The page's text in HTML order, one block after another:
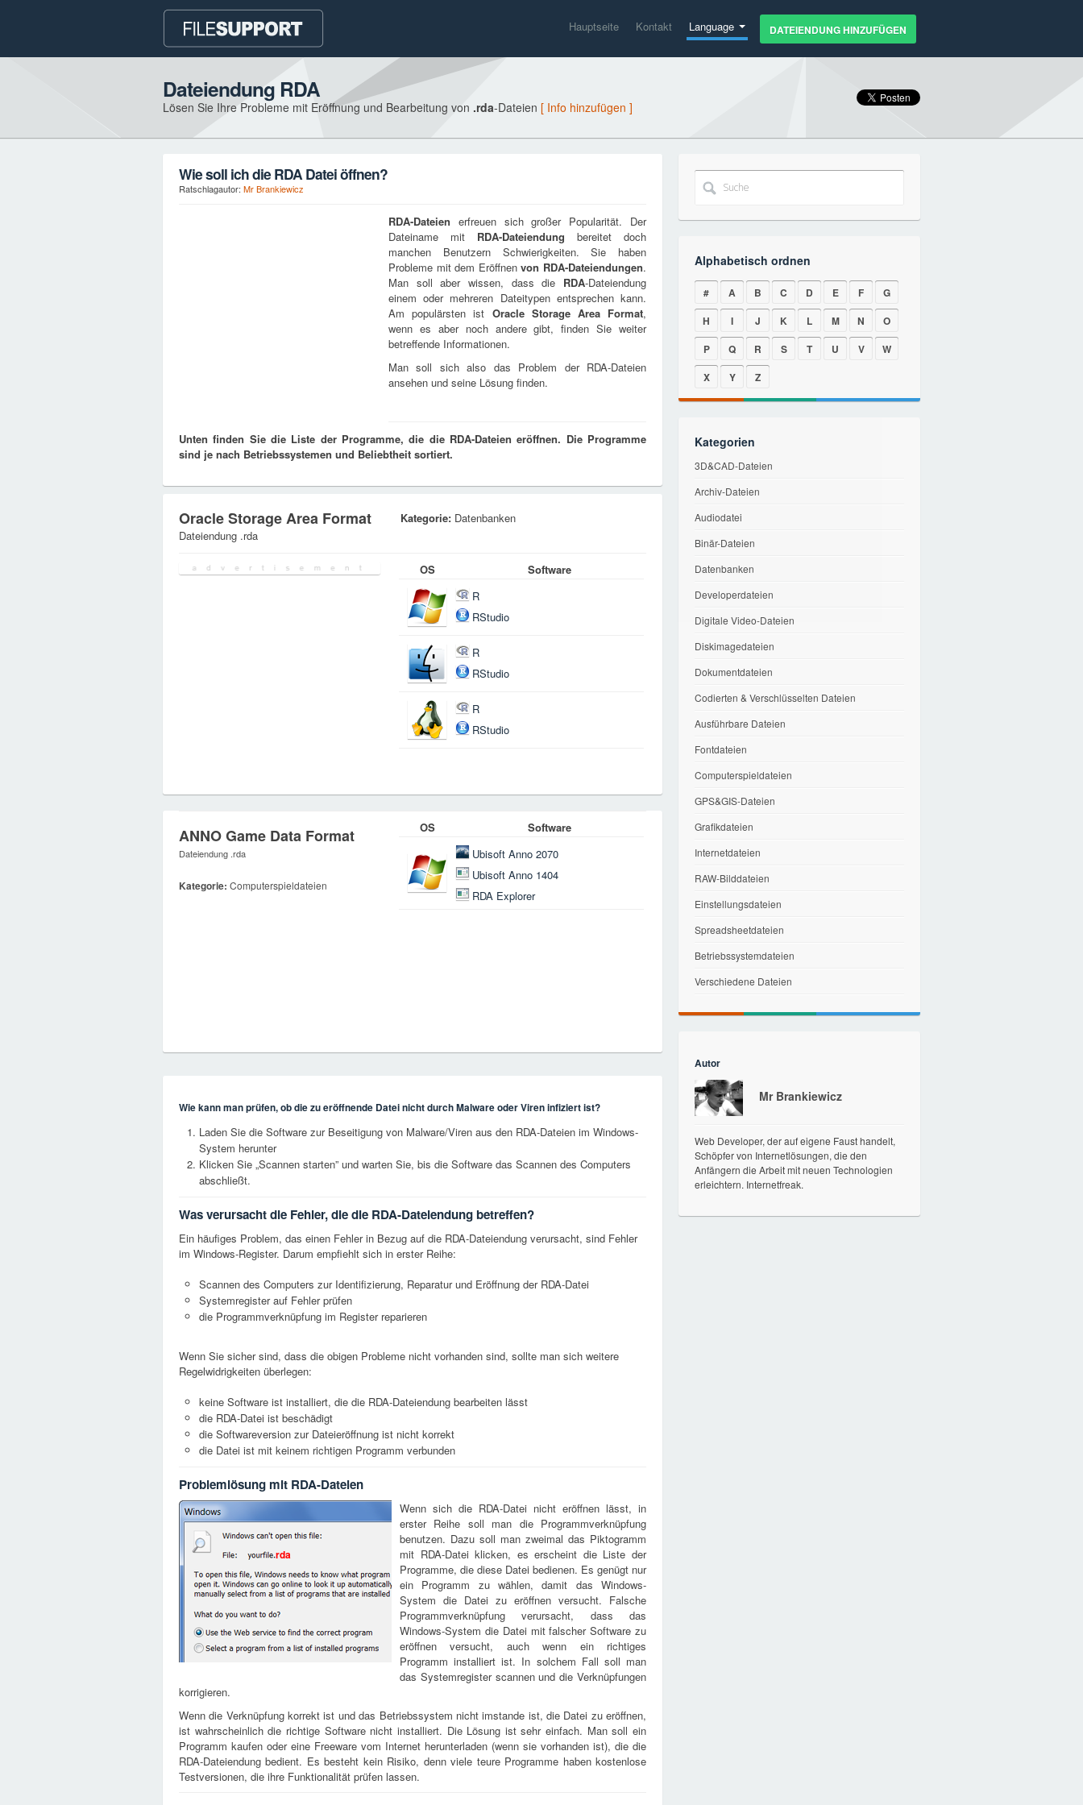
Hauptseite Kontakt Language DATEIENDUNG HINZUFÜGEN
Dateiendung RDA
Lösen Sie Ihre Probleme mit Eröffnung und Bearbeitung von .rda-Dateien [ Info hinzufügen ]
Wie soll ich die RDA Datei öffnen?
Ratschlagautor: Mr Brankiewicz
RDA-Dateien erfreuen sich großer Popularität. Der
Dateiname mit RDA-Dateiendung bereitet doch
manchen Benutzern Schwierigkeiten. Sie haben
Probleme mit dem Eröffnenvon RDA-Dateiendungen.
Man soll aber wissen, dass die RDA-Dateiendung
einem oder mehreren Dateitypen entsprechen kann.
Am populärsten ist Oracle Storage Area Format,
wenn es aber noch andere gibt, finden Sie weiter
betreffende Informationen.
Man soll sich also das Problem der RDA-Dateien
ansehen und seine Lösung finden.
Unten finden Sie die Liste der Programme, die die RDA-Dateien eröffnen. Die Programme
sind je nach Betriebssystemen und Beliebtheit sortiert.
Oracle Storage Area Format
Dateiendung .rda
Kategorie: Datenbanken
OS
Software
R
RStudio
R
RStudio
R
RStudio
ANNO Game Data Format
Dateiendung .rda
Kategorie: Computerspieldateien
OS
Software
Ubisoft Anno 2070
Ubisoft Anno 1404
RDA Explorer
Wie kann man prüfen, ob die zu eröffnende Datei nicht durch Malware oder Viren infiziert ist?
Laden Sie die Software zur Beseitigung von Malware/Viren aus den RDA-Dateien im Windows-
System herunter
Klicken Sie „Scannen starten” und warten Sie, bis die Software das Scannen des Computers
abschließt.
Was verursacht die Fehler, die die RDA-Dateiendung betreffen?
Ein häufiges Problem, das einen Fehler in Bezug auf die RDA-Dateiendung verursacht, sind Fehler
im Windows-Register. Darum empfiehlt sich in erster Reihe:
Scannen des Computers zur Identifizierung, Reparatur und Eröffnung der RDA-Datei
Systemregister auf Fehler prüfen
die Programmverknüpfung im Register reparieren
Wenn Sie sicher sind, dass die obigen Probleme nicht vorhanden sind, sollte man sich weitere
Regelwidrigkeiten überlegen:
keine Software ist installiert, die die RDA-Dateiendung bearbeiten lässt
die RDA-Datei ist beschädigt
die Softwareversion zur Dateieröffnung ist nicht korrekt
die Datei ist mit keinem richtigen Programm verbunden
Problemlösung mit RDA-Dateien
rda
Wenn sich die RDA-Datei nicht eröffnen lässt, in
erster Reihe soll man die Programmverknüpfung
benutzen. Dazu soll man zweimal das Piktogramm
mit RDA-Datei klicken, es erscheint die Liste der
Programme, die diese Datei bedienen. Es genügt nur
ein Programm zu wählen, damit das Windows-
System die Datei zu eröffnen versucht. Falsche
Programmverknüpfung verursacht, dass das
Windows-System die Datei mit falscher Software zu
eröffnen versucht, auch wenn ein richtiges
Programm installiert ist. In solchem Fall soll man
das Systemregister scannen und die Verknüpfungen
korrigieren.
Wenn die Verknüpfung korrekt ist und das Betriebssystem nicht imstande ist, die Datei zu eröffnen,
ist wahrscheinlich die richtige Software nicht installiert. Die Lösung ist sehr einfach. Man soll ein
Programm kaufen oder eine Freeware vom Internet herunterladen (wenn sie vorhanden ist), die die
RDA-Dateiendung bedient. Es besteht kein Risiko, denn viele teure Programme haben kostenlose
Testversionen, die ihre Funktionalität prüfen lassen.
Alphabetisch ordnen
# A B C D E F
G
H
I J K L M N
O
P
Q R S T U V
W
X
Y Z
Kategorien
3D&CAD-Dateien
Archiv-Dateien
Audiodatei
Binär-Dateien
Datenbanken
Developerdateien
Digitale Video-Dateien
Diskimagedateien
Dokumentdateien
Codierten & Verschlüsselten Dateien
Ausführbare Dateien
Fontdateien
Computerspieldateien
GPS&GIS-Dateien
Grafikdateien
Internetdateien
RAW-Bilddateien
Einstellungsdateien
Spreadsheetdateien
Betriebssystemdateien
Verschiedene Dateien
Autor
Mr Brankiewicz
Web Developer, der auf eigene Faust handelt,
Schöpfer von Internetlösungen, die den
Anfängern die Arbeit mit neuen Technologien
erleichtern. Internetfreak.